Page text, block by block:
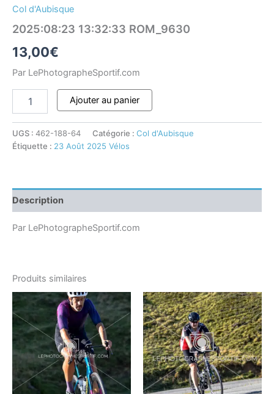
Col d'Aubisque
2025:08:23 13:32:33 ROM_9630
13,00€
Par LePhotographeSportif.com
Ajouter au panier
UGS : 462-188-64 Catégorie : Col d'Aubisque
Étiquette : 23 Août 2025 Vélos
Description
Par LePhotographeSportif.com
Produits similaires